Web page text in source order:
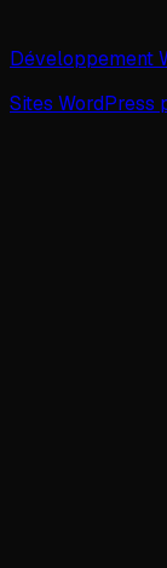
Développement
Sites WordPress